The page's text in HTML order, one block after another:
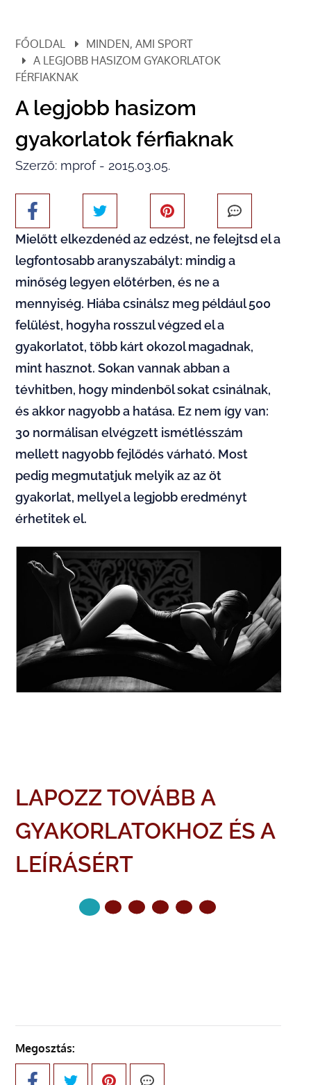
FŐOLDAL
MINDEN, AMI SPORT
A LEGJOBB HASIZOM GYAKORLATOK
FÉRFIAKNAK
A legjobb hasizom
gyakorlatok férfiaknak
Szerző: mprof - 2015.03.05.
Mielőtt elkezdenéd az edzést, ne felejtsd el a
legfontosabb aranyszabályt: mindig a
minőség legyen előtérben, és ne a
mennyiség. Hiába csinálsz meg például 500
felülést, hogyha rosszul végzed el a
gyakorlatot, több kárt okozol magadnak,
mint hasznot. Sokan vannak abban a
tévhitben, hogy mindenből sokat csinálnak,
és akkor nagyobb a hatása. Ez nem így van:
30 normálisan elvégzett ismétlésszám
mellett nagyobb fejlődés várható. Most
pedig megmutatjuk melyik az az öt
gyakorlat, mellyel a legjobb eredményt
érhetitek el.
LAPOZZ TOVÁBB A
GYAKORLATOKHOZ ÉS A
LEÍRÁSÉRT
Megosztás: